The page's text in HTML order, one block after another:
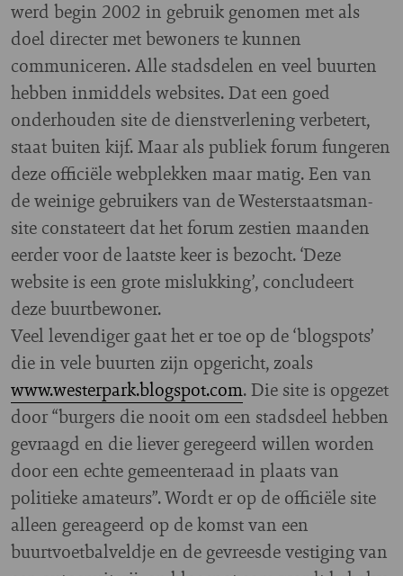
werd begin 2002 in gebruik genomen met als
doel directer met bewoners te kunnen
communiceren. Alle stadsdelen en veel buurten
hebben inmiddels websites. Dat een goed
onderhouden site de dienstverlening verbetert,
staat buiten kijf. Maar als publiek forum fungeren
deze officiële webplekken maar matig. Een van
de weinige gebruikers van de Westerstaatsman-
site constateert dat het forum zestien maanden
eerder voor de laatste keer is bezocht. ‘Deze
website is een grote mislukking’, concludeert
deze buurtbewoner.
Veel levendiger gaat het er toe op de ‘blogspots’
die in vele buurten zijn opgericht, zoals
www.westerpark.blogspot.com. Die site is opgezet
door “burgers die nooit om een stadsdeel hebben
gevraagd en die liever geregeerd willen worden
door een echte gemeenteraad in plaats van
politieke amateurs”. Wordt er op de officiële site
alleen gereageerd op de komst van een
buurtvoetbalveldje en de gevreesde vestiging van